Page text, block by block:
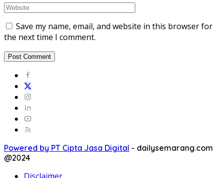
Save my name, email, and website in this browser for
the next time I comment.
Powered by PT Cipta Jasa Digital - dailysemarang.com
@2024